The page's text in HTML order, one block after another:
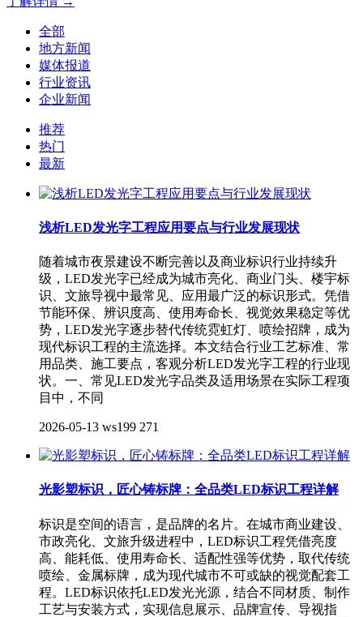
全部
地方新闻
媒体报道
行业资讯
企业新闻
推荐
热门
最新
浅析LED发光字工程应用要点与行业发展现状
随着城市夜景建设不断完善以及商业标识行业持续升
级，LED发光字已经成为城市亮化、商业门头、楼宇标
识、文旅导视中最常见、应用最广泛的标识形式。凭借
节能环保、辨识度高、使用寿命长、视觉效果稳定等优
势，LED发光字逐步替代传统霓虹灯、喷绘招牌，成为
现代标识工程的主流选择。本文结合行业工艺标准、常
用品类、施工要点，客观分析LED发光字工程的行业现
状。一、常见LED发光字品类及适用场景在实际工程项
目中，不同
2026-05-13 ws199 271
光影塑标识，匠心铸标牌：全品类LED标识工程详解
标识是空间的语言，是品牌的名片。在城市商业建设、
市政亮化、文旅升级进程中，LED标识工程凭借亮度
高、能耗低、使用寿命长、适配性强等优势，取代传统
喷绘、金属标牌，成为现代城市不可或缺的视觉配套工
程。LED标识依托LED发光光源，结合不同材质、制作
工艺与安装方式，实现信息展示、品牌宣传、导视指